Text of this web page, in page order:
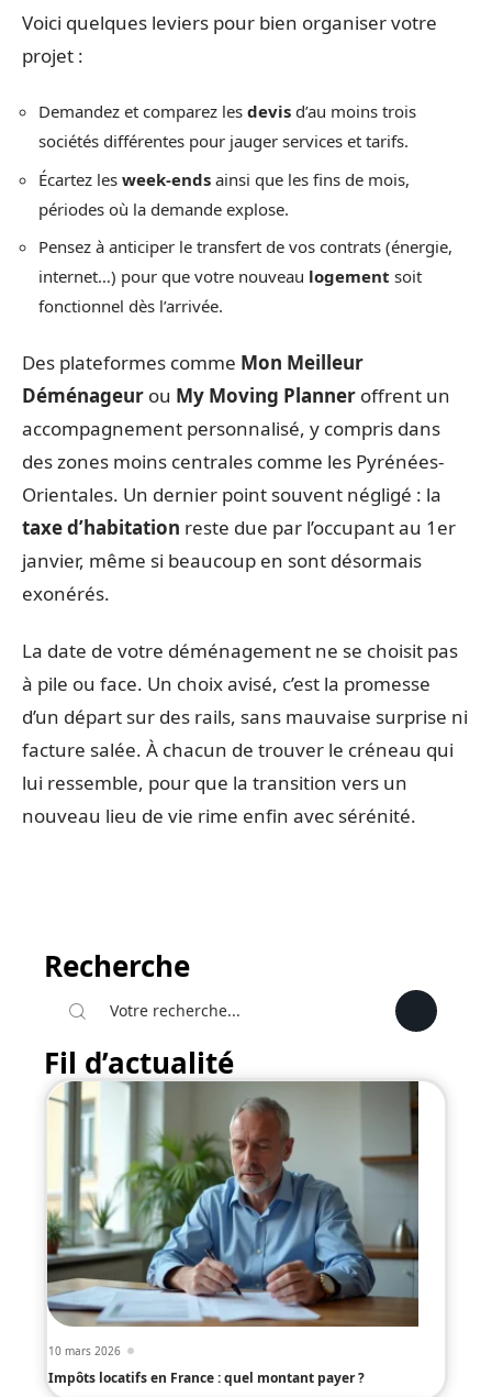
Voici quelques leviers pour bien organiser votre
projet :
Demandez et comparez les devis d’au moins trois
sociétés différentes pour jauger services et tarifs.
Écartez les week-ends ainsi que les fins de mois,
périodes où la demande explose.
Pensez à anticiper le transfert de vos contrats (énergie,
internet…) pour que votre nouveau logement soit
fonctionnel dès l’arrivée.
Des plateformes comme Mon Meilleur
Déménageur ou My Moving Planner offrent un
accompagnement personnalisé, y compris dans
des zones moins centrales comme les Pyrénées-
Orientales. Un dernier point souvent négligé : la
taxe d’habitation reste due par l’occupant au 1er
janvier, même si beaucoup en sont désormais
exonérés.
La date de votre déménagement ne se choisit pas
à pile ou face. Un choix avisé, c’est la promesse
d’un départ sur des rails, sans mauvaise surprise ni
facture salée. À chacun de trouver le créneau qui
lui ressemble, pour que la transition vers un
nouveau lieu de vie rime enfin avec sérénité.
Recherche
Fil d’actualité
10 mars 2026
Impôts locatifs en France : quel montant payer ?